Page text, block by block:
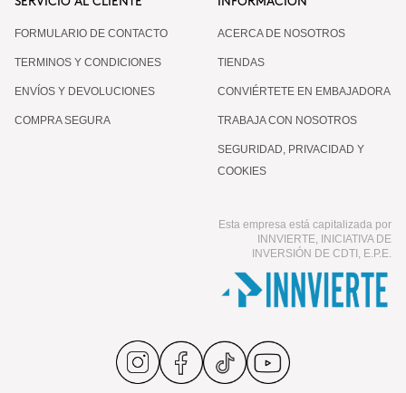
FORMULARIO DE CONTACTO
TERMINOS Y CONDICIONES
ENVÍOS Y DEVOLUCIONES
COMPRA SEGURA
ACERCA DE NOSOTROS
TIENDAS
CONVIÉRTETE EN EMBAJADORA
TRABAJA CON NOSOTROS
SEGURIDAD, PRIVACIDAD Y
COOKIES
Esta empresa está capitalizada por
INNVIERTE, INICIATIVA DE
INVERSIÓN DE CDTI, E.P.E.